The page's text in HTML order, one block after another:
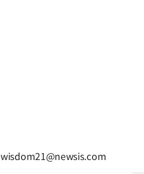
wisdom21@newsis.com